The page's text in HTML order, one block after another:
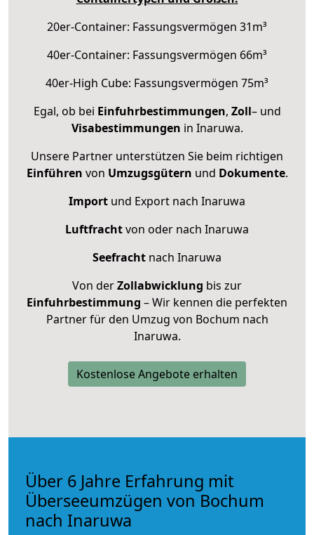
20er-Container: Fassungsvermögen 31m³
40er-Container: Fassungsvermögen 66m³
40er-High Cube: Fassungsvermögen 75m³
Egal, ob bei Einfuhrbestimmungen, Zoll– und
Visabestimmungen in Inaruwa.
Unsere Partner unterstützen Sie beim richtigen
Einführen von Umzugsgütern und Dokumente.
Import und Export nach Inaruwa
Luftfrachtvon oder nach Inaruwa
Seefracht nach Inaruwa
Von derZollabwicklung bis zur
Einfuhrbestimmung – Wir kennen die perfekten
Partner für den Umzug von Bochum nach
Inaruwa.
Kostenlose Angebote erhalten
Über 6 Jahre Erfahrung mit
Überseeumzügen von Bochum
nach Inaruwa